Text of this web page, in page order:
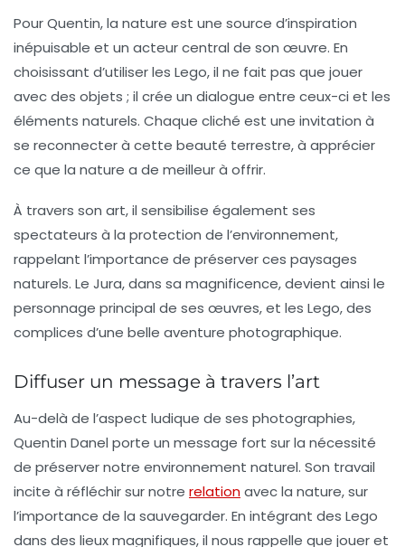
Pour Quentin, la nature est une source d’inspiration
inépuisable et un acteur central de son œuvre. En
choisissant d’utiliser les Lego, il ne fait pas que jouer
avec des objets ; il crée un dialogue entre ceux-ci et les
éléments naturels. Chaque cliché est une invitation à
se reconnecter à cette beauté terrestre, à apprécier
ce que la nature a de meilleur à offrir.
À travers son art, il sensibilise également ses
spectateurs à la protection de l’environnement,
rappelant l’importance de préserver ces paysages
naturels. Le Jura, dans sa magnificence, devient ainsi le
personnage principal de ses œuvres, et les Lego, des
complices d’une belle aventure photographique.
Diffuser un message à travers l’art
Au-delà de l’aspect ludique de ses photographies,
Quentin Danel porte un message fort sur la nécessité
de préserver notre environnement naturel. Son travail
incite à réfléchir sur notre relationavec la nature, sur
l’importance de la sauvegarder. En intégrant des Lego
dans des lieux magnifiques, il nous rappelle que jouer et